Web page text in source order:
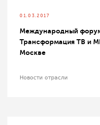
01.03.2017
Международный
Трансформация ТВ и
Москве
Новости отрасли